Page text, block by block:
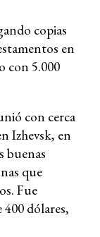
copias
en
con 5.000
con cerca
Izhevsk, en
buenas
que
Fue
dólares,